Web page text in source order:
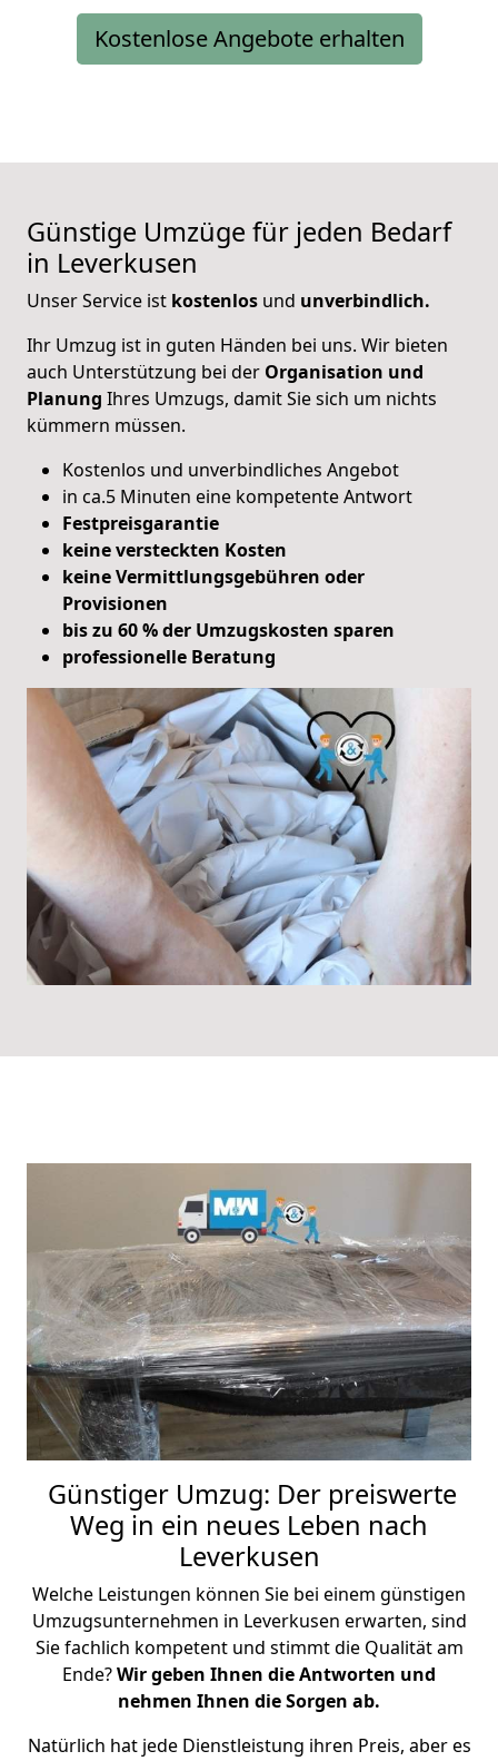
Kostenlose Angebote erhalten
Günstige Umzüge für jeden Bedarf
in Leverkusen
Unser Service ist kostenlos und unverbindlich.
Ihr Umzug ist in guten Händen bei uns. Wir bieten
auch Unterstützung bei der Organisation und
Planung Ihres Umzugs, damit Sie sich um nichts
kümmern müssen.
Kostenlos und unverbindliches Angebot
in ca.5 Minuten eine kompetente Antwort
Festpreisgarantie
keine versteckten Kosten
keine Vermittlungsgebühren oder
Provisionen
bis zu 60 % der Umzugskosten sparen
professionelle Beratung
Günstiger Umzug: Der preiswerte
Weg in ein neues Leben nach
Leverkusen
Welche Leistungen können Sie bei einem günstigen
Umzugsunternehmen in Leverkusen erwarten, sind
Sie fachlich kompetent und stimmt die Qualität am
Ende?Wir geben Ihnen die Antworten und
nehmen Ihnen die Sorgen ab.
Natürlich hat jede Dienstleistung ihren Preis, aber es